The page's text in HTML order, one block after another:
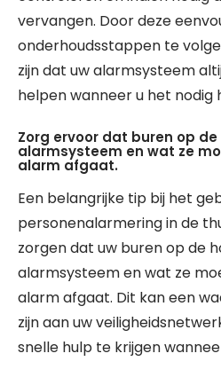
vervangen. Door deze
onderhoudsstappen te
zijn dat uw alarmsysteem
helpen wanneer u het nodig
Zorg ervoor dat buren op
alarmsysteem en wat ze
alarm afgaat.
Een belangrijke tip bij het
personenalarmering in de
zorgen dat uw buren op de
alarmsysteem en wat ze
alarm afgaat. Dit kan een
zijn aan uw
snelle hulp te krijgen